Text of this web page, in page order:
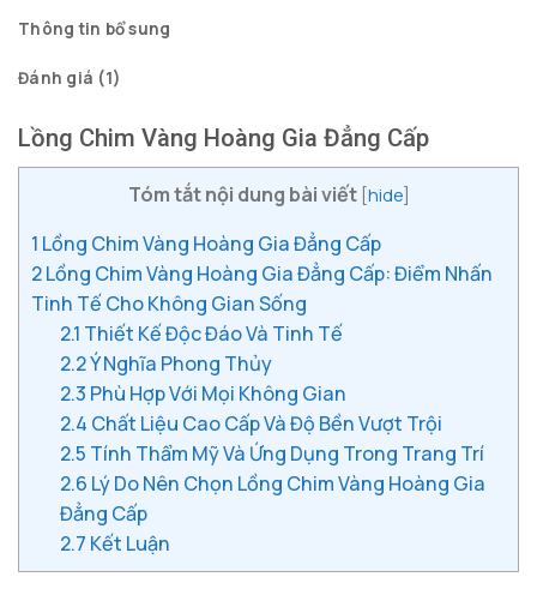
Thông tin bổ sung
Đánh giá (1)
Lồng Chim Vàng Hoàng Gia Đẳng Cấp
Tóm tắt nội dung bài viết [hide]
1 Lồng Chim Vàng Hoàng Gia Đẳng Cấp
2Lồng Chim Vàng Hoàng Gia Đẳng Cấp: Điểm Nhấn
Tinh Tế Cho Không Gian Sống
2.1 Thiết Kế Độc Đáo Và Tinh Tế
2.2Ý Nghĩa Phong Thủy
2.3 Phù Hợp Với Mọi Không Gian
2.4 Chất Liệu Cao Cấp Và Độ Bền Vượt Trội
2.5 Tính Thẩm Mỹ Và Ứng Dụng Trong Trang Trí
2.6 Lý Do Nên Chọn Lồng Chim Vàng Hoàng Gia
Đẳng Cấp
2.7 Kết Luận